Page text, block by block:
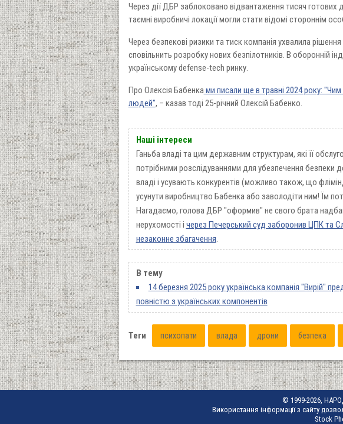
Через дії ДБР заблоковано відвантаження тисяч готових
таємні виробничі локації могли стати відомі стороннім
Через безпекові ризики та тиск компанія ухвалила
сповільнить розробку нових безпілотників. В оборонній
українському defense-tech ринку.
Про Олексія Бабенками писали ще в травні 2024 року:
людей", – казав тоді 25-річний Олексій Бабенко.
Наші інтереси
Ганьба владі та цим державним структурам, які її
потрібними розслідуваннями для убезпечення безпеки
владі і усувають конкурентів (можливо також, що
усунути виробництво Бабенка або заволодіти ним! Їм
Нагадаємо, голова ДБР "оформив" не свого брата
нерухомості і через Печерський суд заборонив ЦПК та
незаконне збагачення.
В тему
14 березня 2025 року українська компанія "Вирій"
повністю з українських компонентів
Теги психопати влада дрони безпека
© 1999-2026,
Використання інформації з сайту
Stock